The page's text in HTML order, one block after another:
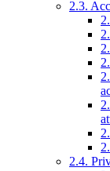
2.3.
2.4.